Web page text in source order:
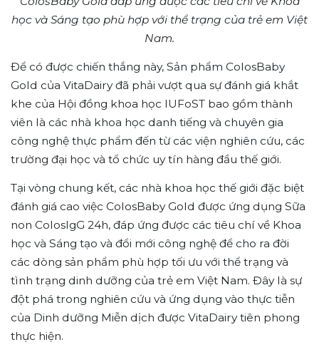
học và Sáng tạo phù hợp với thể trạng của trẻ em Việt
Nam.
Để có được chiến thắng này, Sản phẩm ColosBaby
Gold của VitaDairy đã phải vượt qua sự đánh giá khắt
khe của Hội đồng khoa học IUFoST bao gồm thành
viên là các nhà khoa học danh tiếng và chuyên gia
công nghệ thực phẩm đến từ các viện nghiên cứu, các
trường đại học và tổ chức uy tín hàng đầu thế giới.
Tại vòng chung kết, các nhà khoa học thế giới đặc biệt
đánh giá cao việc ColosBaby Gold được ứng dụng Sữa
non ColosIgG 24h, đáp ứng được các tiêu chí về Khoa
học và Sáng tạo và đổi mới công nghệ để cho ra đời
các dòng sản phẩm phù hợp tối ưu với thể trạng và
tình trạng dinh dưỡng của trẻ em Việt Nam. Đây là sự
đột phá trong nghiên cứu và ứng dụng vào thực tiễn
của Dinh dưỡng Miễn dịch được VitaDairy tiên phong
thực hiện.